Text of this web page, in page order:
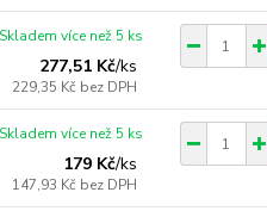
277,51 Kč/ks
229,35 Kč bez DPH
Skladem více než 5 ks
179 Kč/ks
147,93 Kč bez DPH
Skladem více než 5 ks